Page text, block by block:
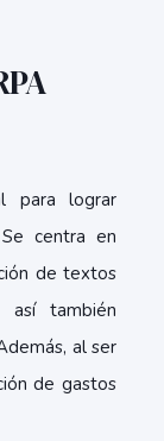
para lograr
centra en
de textos
así también
al ser
de gastos